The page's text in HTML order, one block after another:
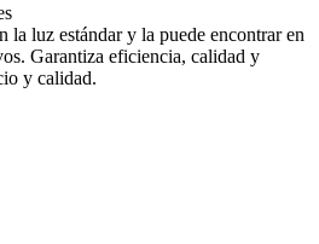
la luz estándar y la puede encontrar en
Garantiza eficiencia, calidad y
y calidad.